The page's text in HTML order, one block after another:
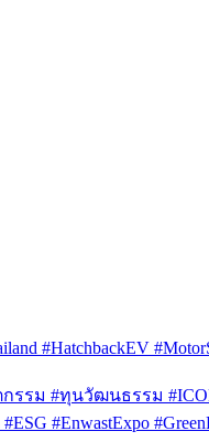
#HatchbackEV
รรม #ทุนวัฒนธรรม
#EnwastExpo